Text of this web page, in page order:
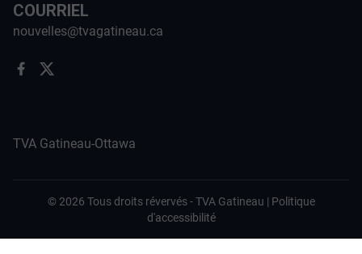
COURRIEL
nouvelles@tvagatineau.ca
TVA Gatineau-Ottawa
© 2026 Tous droits révervés -TVA Gatineau | Politique
d'accessibilité